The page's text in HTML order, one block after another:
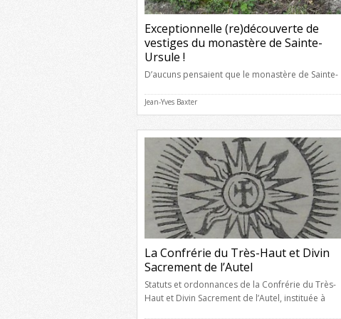
Exceptionnelle (re)découverte de
vestiges du monastère de Sainte-
Ursule !
D’aucuns pensaient que le monastère de Sainte-
rien. Aussi étonnant que cela puisse paraître, il
était tombé dans l’oubli depuis une quarantaine
d’années (la plus récente mention que j’en ai
trouvée date de 1973). Et les habitants actuels des
lieux étaient loin de s’imaginer qu’ils vivaient dans
l’ancien […]
Jean-Yves Baxter
La Confrérie du Très-Haut et Divin
Sacrement de l’Autel
Statuts et ordonnances de la Confrérie du Très-
Haut et Divin Sacrement de l’Autel, instituée à